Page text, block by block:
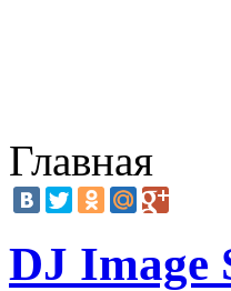
Главная
DJ Image